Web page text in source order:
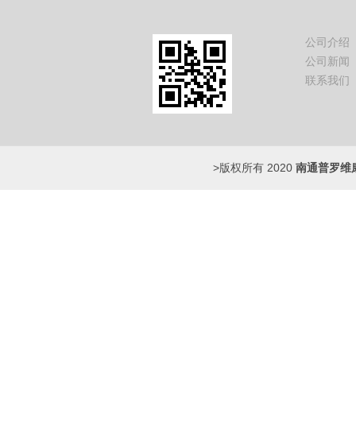
公司介绍
公司新闻
联系我们
>版权所有 2020 南通普罗维